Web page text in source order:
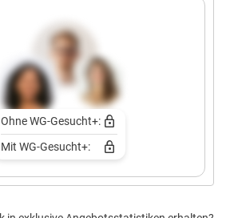
Ohne WG-Gesucht+:
Mit WG-Gesucht+: